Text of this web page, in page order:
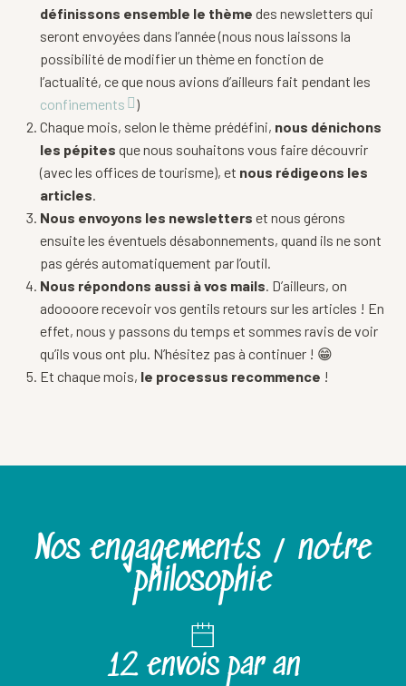
définissons ensemble le thème des newsletters qui
seront envoyées dans l’année (nous nous laissons la
possibilité de modifier un thème en fonction de
l’actualité, ce que nous avions d’ailleurs fait pendant les
confinements
)
Chaque mois, selon le thème prédéfini, nous dénichons
les pépites que nous souhaitons vous faire découvrir
(avec les offices de tourisme), et nous rédigeons les
articles
Nous envoyons les newsletters et nous gérons
ensuite les éventuels désabonnements, quand ils ne sont
pas gérés automatiquement par l’outil.
Nous répondons aussi à vos mails . D’ailleurs, on
adoooore recevoir vos gentils retours sur les articles ! En
effet, nous y passons du temps et sommes ravis de voir
qu’ils vous ont plu. N’hésitez pas à continuer ! 😁
Et chaque mois, le processus recommence !
Nos engagements / notre
philosophie
12 envois par an